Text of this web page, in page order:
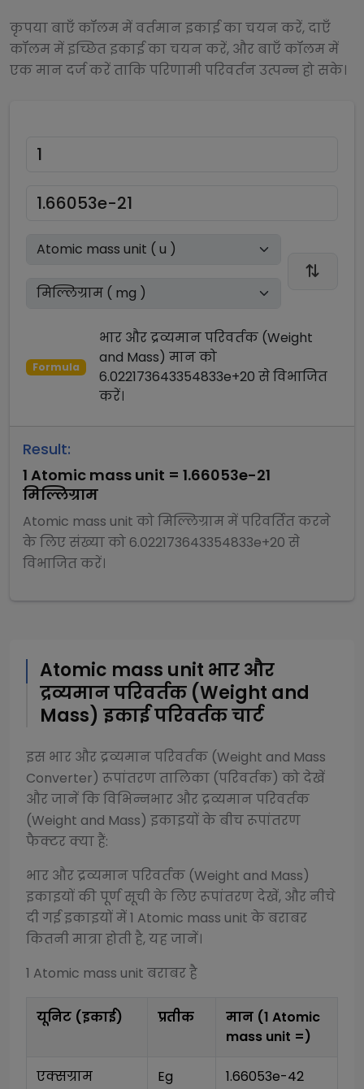
कृपया बाएँ कॉलम में वर्तमान इकाई का चयन करें, दाएँ
कॉलम में इच्छित इकाई का चयन करें, और बाएँ कॉलम में
एक मान दर्ज करें ताकि परिणामी परिवर्तन उत्पन्न हो सके।
Formula
भार और द्रव्यमान परिवर्तक (Weight
and Mass) मान को
6.022173643354833e+20 सेविभाजित
करें।
Result:
1 Atomic mass unit = 1.66053e-21
मिल्लिग्राम
Atomic mass unit कोमिल्लिग्राममें परिवर्तित करने
के लिए संख्या को 6.022173643354833e+20 से
विभाजितकरें।
Atomic mass unit भार और
द्रव्यमान परिवर्तक (Weight and
Mass) इकाई परिवर्तक चार्ट
इस भार और द्रव्यमान परिवर्तक (Weight and Mass
Converter) रूपांतरण तालिका (परिवर्तक) को देखें
और जानें कि विभिन्नभार और द्रव्यमान परिवर्तक
(Weight and Mass) इकाइयों के बीच रूपांतरण
फैक्टर क्या हैं:
भार और द्रव्यमान परिवर्तक (Weight and Mass)
इकाइयों की पूर्ण सूची के लिए रूपांतरण देखें, और नीचे
दी गई इकाइयों में 1 Atomic mass unit के बराबर
कितनी मात्रा होती है, यह जानें।
1 Atomic mass unit बराबर है
यूनिट (इकाई) प्रतीक मान (1 Atomic
mass unit =)
एक्सग्राम Eg 1.66053e-42